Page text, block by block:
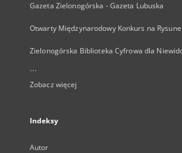
Gazeta Zielonogórska - Gazeta Lubuska
Otwarty Międzynarodowy Konkurs na
Zielonogórska Biblioteka Cyfrowa dla
...
Zobacz więcej
Indeksy
Autor